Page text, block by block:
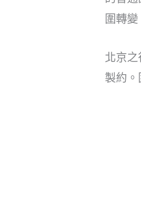
圍轉
北京
製約。